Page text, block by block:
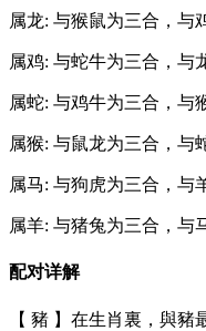
属⻰: 与猴⿏为三合，与
属鸡: 与蛇⽜为三合，与
属蛇: 与鸡⽜为三合，与
属猴: 与⿏⻰为三合，与
属⻢: 与狗⻁为三合，与
属⽺: 与猪兔为三合，与
配对详解
【 豬 】在生肖裏，與